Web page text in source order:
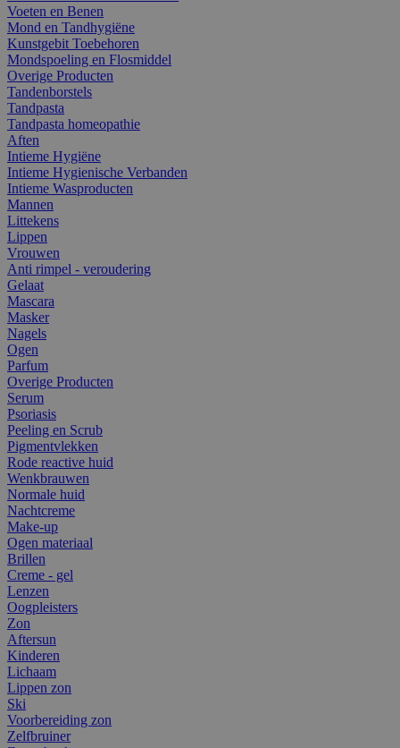
Voeten en Benen
Mond en Tandhygiëne
Kunstgebit Toebehoren
Mondspoeling en Flosmiddel
Overige Producten
Tandenborstels
Tandpasta
Tandpasta homeopathie
Aften
Intieme Hygiëne
Intieme Hygienische Verbanden
Intieme Wasproducten
Mannen
Littekens
Lippen
Vrouwen
Anti rimpel - veroudering
Gelaat
Mascara
Masker
Nagels
Ogen
Parfum
Overige Producten
Serum
Psoriasis
Peeling en Scrub
Pigmentvlekken
Rode reactive huid
Wenkbrauwen
Normale huid
Nachtcreme
Make-up
Ogen materiaal
Brillen
Creme - gel
Lenzen
Oogpleisters
Zon
Aftersun
Kinderen
Lichaam
Lippen zon
Ski
Voorbereiding zon
Zelfbruiner